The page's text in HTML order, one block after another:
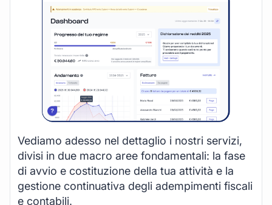
Vediamo adesso nel dettaglio i nostri servizi,
divisi in due macro aree fondamentali: la fase
di avvio e costituzione della tua attività e la
gestione continuativa degli adempimenti fiscali
e contabili.